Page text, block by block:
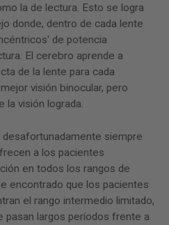
la de lectura. Esto se logra
donde, dentro de cada lente
de potencia
El cerebro aprende a
de la lente para cada
visión binocular, pero
la visión lograda.
siempre
a los pacientes
en todos los rangos de
encontrado que los pacientes
el rango intermedio limitado,
pasan largos períodos frente a